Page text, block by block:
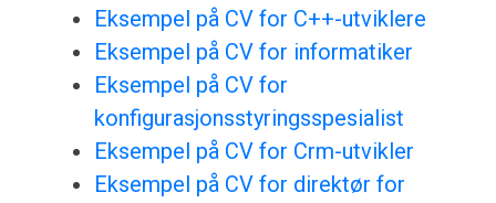
Eksempel på CV for C++-utviklere
Eksempel på CV for informatiker
Eksempel på CV for
konfigurasjonsstyringsspesialist
Eksempel på CV for Crm-utvikler
Eksempel på CV for direktør for